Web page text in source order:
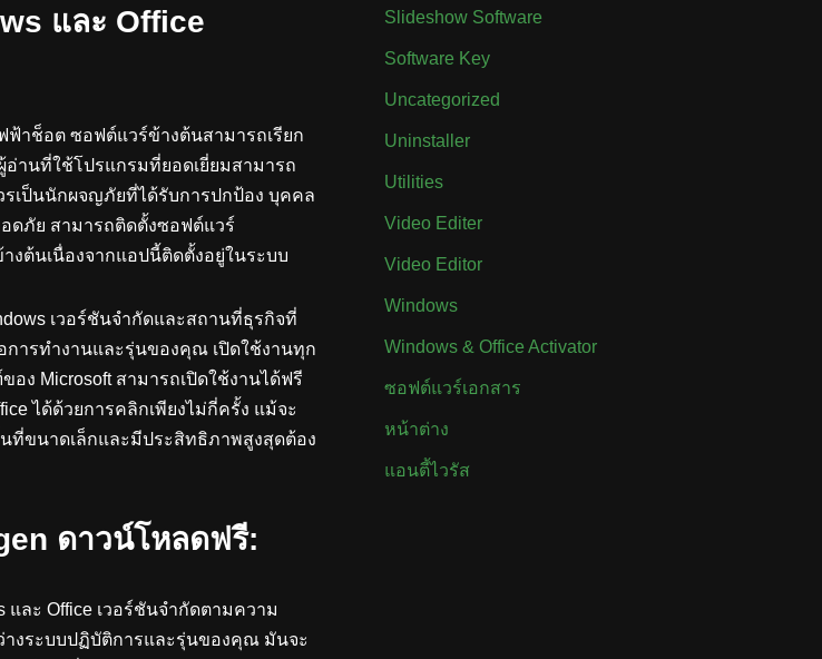
และ Office
ฟ้าช็อต ซอฟต์แวร์ข้างต้นสามารถเรียก
านที่ใช้โปรแกรมที่ยอดเยี่ยมสามารถ
รเป็นนักผจญภัยที่ได้รับการปกป้อง บุคคล
ดภัย สามารถติดตั้งซอฟต์แวร์
งต้นเนื่องจากแอปนี้ติดตั้งอยู่ในระบบ
เวอร์ชันจำกัดและสถานที่ธุรกิจที่
การทำงานและรุ่นของคุณ เปิดใช้งานทุก
ง Microsoft สามารถเปิดใช้งานได้ฟรี
ได้ด้วยการคลิกเพียงไม่กี่ครั้ง แม้จะ
ที่ขนาดเล็กและมีประสิทธิภาพสูงสุดต้อง
ดาวน์โหลดฟรี:
และ Office เวอร์ชันจำกัดตามความ
งระบบปฏิบัติการและรุ่นของคุณ มันจะ
Slideshow Software
Software Key
Uncategorized
Uninstaller
Utilities
Video Editer
Video Editor
Windows
Windows & Office Activator
ซอฟต์แวร์เอกสาร
หน้าต่าง
แอนตี้ไวรัส